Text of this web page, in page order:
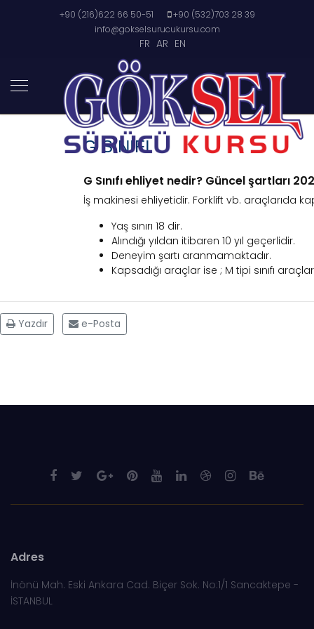
+90 (216)622 66 50-51
+90 (532)703 28 39
info@gokselsurucukursu.com
FR AR EN
G SINIFI
G Sınıfı ehliyet nedir? Güncel şartları
İş makinesi ehliyetidir. Forklift vb. araçlarıda
Yaş sınırı 18 dir.
Alındığı yıldan itibaren 10 yıl geçerlidir.
Deneyim şartı aranmamaktadır.
Kapsadığı araçlar ise ; M tipi sınıfı
Yazdır e-Posta
Adres
İnönü Mah. Eski Ankara Cad. Biçer Sok. No:1/1 Sancaktepe -
İSTANBUL